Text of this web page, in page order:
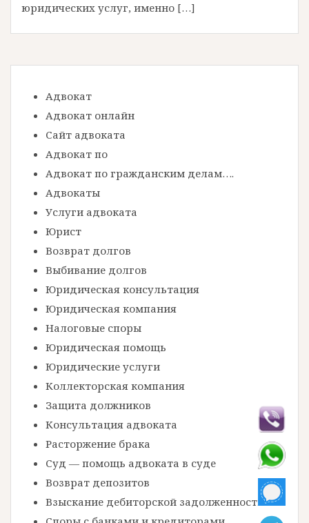
юридических услуг, именно […]
Адвокат
Адвокат онлайн
Сайт адвоката
Адвокат по
Адвокат по гражданским делам….
Адвокаты
Услуги адвоката
Юрист
Возврат долгов
Выбивание долгов
Юридическая консультация
Юридическая компания
Налоговые споры
Юридическая помощь
Юридические услуги
Коллекторская компания
Защита должников
Консультация адвоката
Расторжение брака
Суд — помощь адвоката в суде
Возврат депозитов
Взыскание дебиторской задолженности